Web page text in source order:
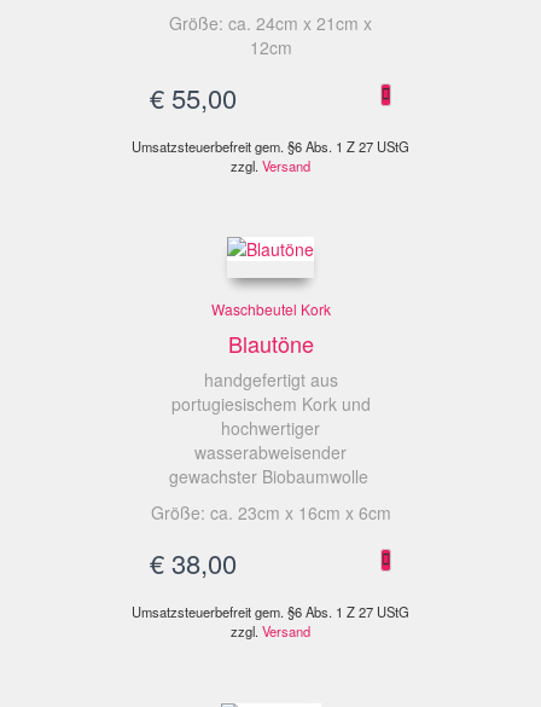
Größe: ca. 24cm x 21cm x
12cm
€ 55,00
Umsatzsteuerbefreit gem. §6 Abs. 1 Z 27 UStG
zzgl. Versand
Waschbeutel Kork
Blautöne
handgefertigt aus
portugiesischem Kork und
hochwertiger
wasserabweisender
gewachster Biobaumwolle
Größe: ca. 23cm x 16cm x 6cm
€38,00
Umsatzsteuerbefreit gem. §6 Abs. 1 Z 27 UStG
zzgl. Versand